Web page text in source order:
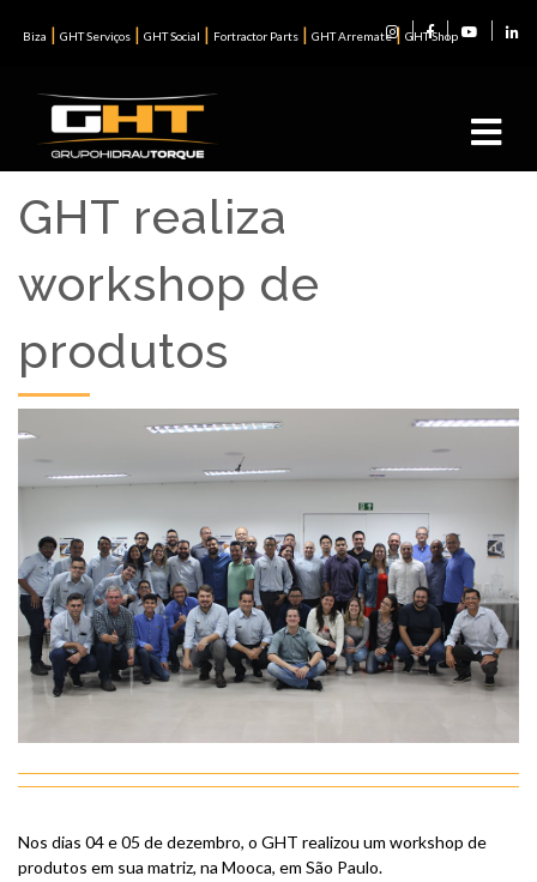
Biza | GHT Serviços | GHT Social | Fortractor Parts | GHT Arremate| GHT Shop
GHT realiza
workshop de
produtos
Nos dias 04 e 05 de dezembro, o GHT realizou um workshop de
produtos em sua matriz, na Mooca, em São Paulo.